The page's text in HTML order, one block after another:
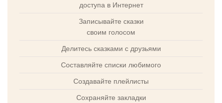
доступа в Интернет
Записывайте сказки
своим голосом
Делитесь сказками с друзьями
Составляйте списки любимого
Создавайте плейлисты
Сохраняйте закладки